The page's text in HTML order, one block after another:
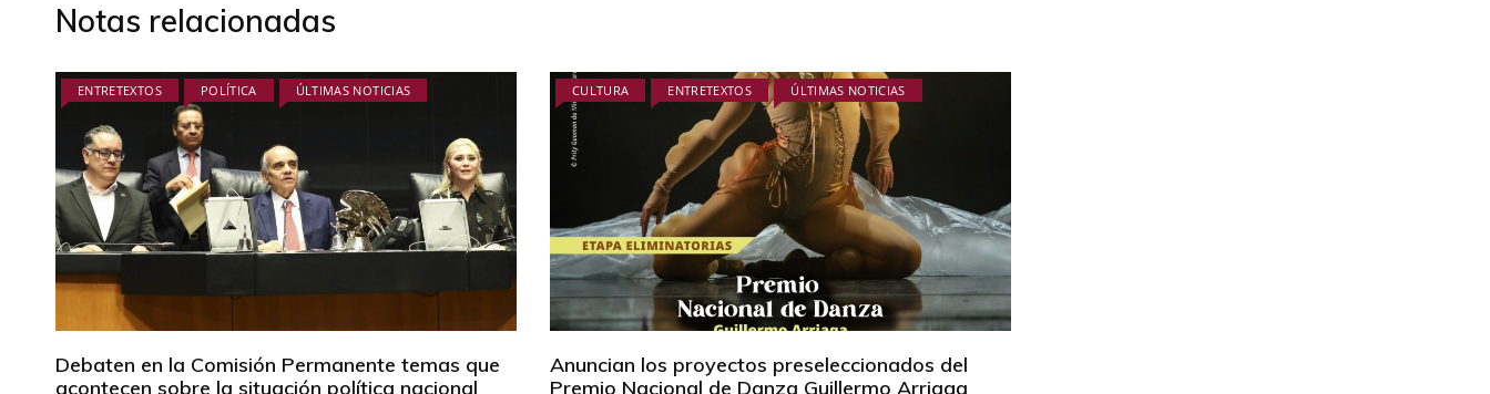
Notas relacionadas
ENTRETEXTOS POLÍTICA ÚLTIMAS NOTICIAS
Debaten en la Comisión Permanente temas que
acontecen sobre la situación política nacional
CULTURA ENTRETEXTOS ÚLTIMAS NOTICIAS
Anuncian los proyectos preseleccionados del
Premio Nacional de Danza Guillermo Arriaga